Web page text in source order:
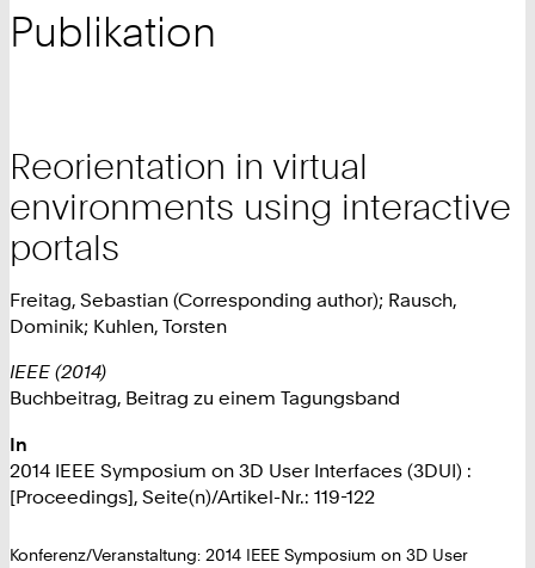
Publikation
Reorientation in virtual
environments using interactive
portals
Freitag, Sebastian (Corresponding author); Rausch,
Dominik; Kuhlen, Torsten
IEEE (2014)
Buchbeitrag, Beitrag zu einem Tagungsband
In
2014 IEEE Symposium on 3D User Interfaces (3DUI) :
[Proceedings], Seite(n)/Artikel-Nr.: 119-122
Konferenz/Veranstaltung: 2014 IEEE Symposium on 3D User